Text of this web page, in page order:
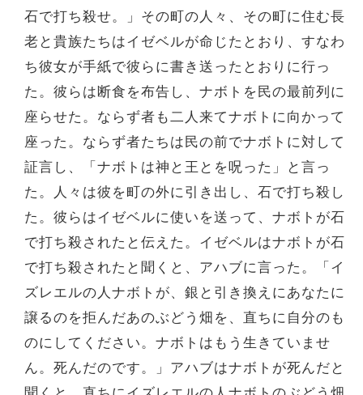
石で打ち殺せ。」その町の人々、その町に住む長
老と貴族たちはイゼベルが命じたとおり、すなわ
ち彼女が手紙で彼らに書き送ったとおりに行っ
た。彼らは断食を布告し、ナボトを民の最前列に
座らせた。ならず者も二人来てナボトに向かって
座った。ならず者たちは民の前でナボトに対して
証言し、「ナボトは神と王とを呪った」と言っ
た。人々は彼を町の外に引き出し、石で打ち殺し
た。彼らはイゼベルに使いを送って、ナボトが石
で打ち殺されたと伝えた。イゼベルはナボトが石
で打ち殺されたと聞くと、アハブに言った。「イ
ズレエルの人ナボトが、銀と引き換えにあなたに
譲るのを拒んだあのぶどう畑を、直ちに自分のも
のにしてください。ナボトはもう生きていませ
ん。死んだのです。」アハブはナボトが死んだと